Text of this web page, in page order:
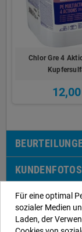
Chlor Gre 4
KUNDENFOTOS
Unsere
Für eine optimal
sozialer Medien
Laden, der